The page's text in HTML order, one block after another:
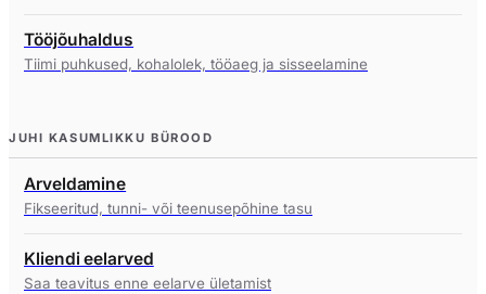
Tööjõuhaldus
Tiimi puhkused, kohalolek, tööaeg ja sisseelamine
JUHI KASUMLIKKU BÜROOD
Arveldamine
Fikseeritud, tunni- või teenusepõhine tasu
Kliendi eelarved
Saa teavitus enne eelarve ületamist